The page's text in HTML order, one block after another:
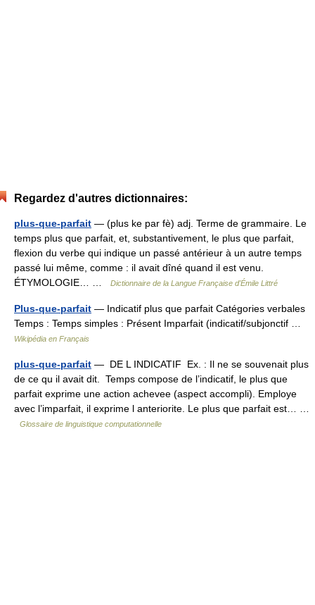
Regardez d'autres dictionnaires:
plus-que-parfait — (plus ke par fè) adj. Terme de grammaire. Le
temps plus que parfait, et, substantivement, le plus que parfait,
flexion du verbe qui indique un passé antérieur à un autre temps
passé lui même, comme : il avait dîné quand il est venu.
ÉTYMOLOGIE… …
Dictionnaire de la Langue Française d'Émile Littré
Plus-que-parfait — Indicatif plus que parfait Catégories verbales
Temps : Temps simples : Présent Imparfait (indicatif/subjonctif …
Wikipédia en Français
plus-que-parfait — DE L INDICATIF Ex. : Il ne se souvenait plus
de ce qu il avait dit. Temps compose de l’indicatif, le plus que
parfait exprime une action achevee (aspect accompli). Employe
avec l’imparfait, il exprime l anteriorite. Le plus que parfait est… …
Glossaire de linguistique computationnelle